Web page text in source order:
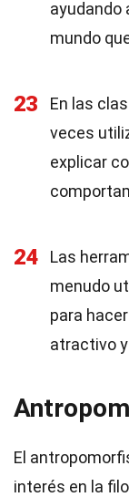
ayudando
mundo
23
En las
veces
explicar
24
Las
menudo
para
atractivo
El
interés en la